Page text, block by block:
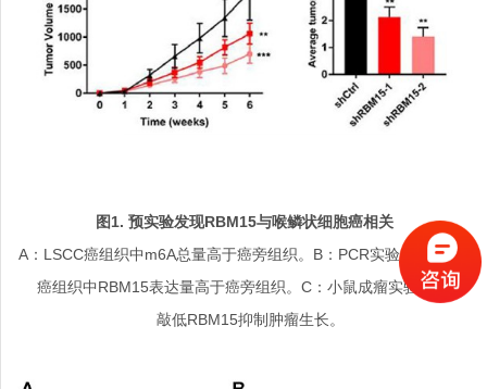
图1. 预实验发现RBM15与喉鳞状细胞癌相关
A：LSCC癌组织中m6A总量高于癌旁组织。B：PCR实验发现LSCC
癌组织中RBM15表达量高于癌旁组织。C：小鼠成瘤实验表明，
敲低RBM15抑制肿瘤生长。